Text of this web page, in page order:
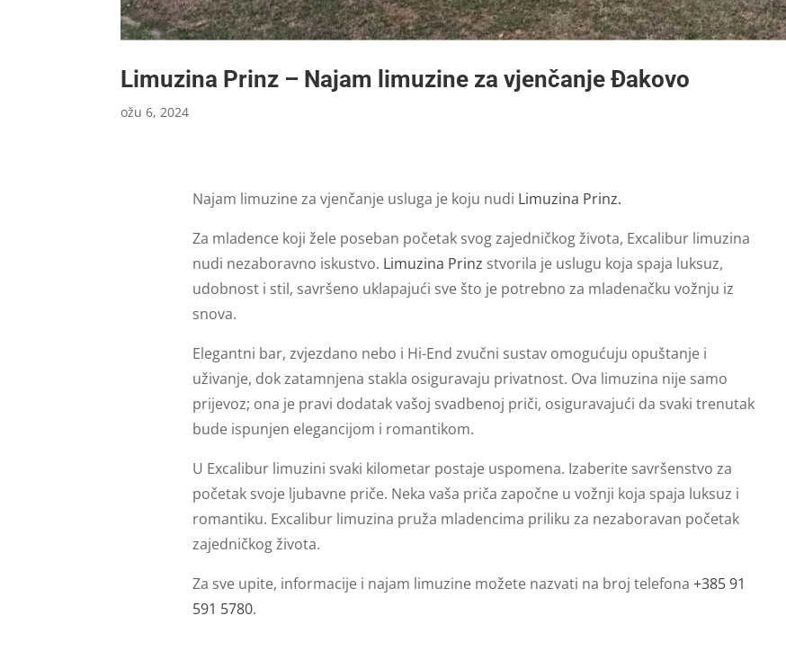
Limuzina Prinz – Najam limuzine za vjenčanje Đakovo
ožu 6, 2024
Najam limuzine za vjenčanje usluga je koju nudi Limuzina Prinz.
Za mladence koji žele poseban početak svog zajedničkog života, Excalibur limuzina
nudi nezaboravno iskustvo. Limuzina Prinz stvorila je uslugu koja spaja luksuz,
udobnost i stil, savršeno uklapajući sve što je potrebno za mladenačku vožnju iz
snova.
Elegantni bar, zvjezdano nebo i Hi-End zvučni sustav omogućuju opuštanje i
uživanje, dok zatamnjena stakla osiguravaju privatnost. Ova limuzina nije samo
prijevoz; ona je pravi dodatak vašoj svadbenoj priči, osiguravajući da svaki trenutak
bude ispunjen elegancijom i romantikom.
U Excalibur limuzini svaki kilometar postaje uspomena. Izaberite savršenstvo za
početak svoje ljubavne priče. Neka vaša priča započne u vožnji koja spaja luksuz i
romantiku. Excalibur limuzina pruža mladencima priliku za nezaboravan početak
zajedničkog života.
Za sve upite, informacije i najam limuzine možete nazvati na broj telefona +385 91
591 5780.